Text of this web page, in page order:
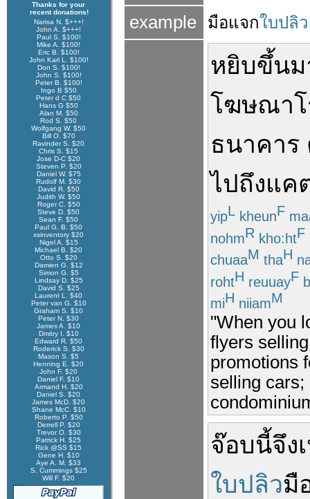
Thanks for your
recent donations!
Narisa N. $+++!
John A. $+++!
Paul S. $100!
Mike A. $100!
Eric B. $100!
John Karl L. $100!
Don S. $100!
John S. $100!
Peter B. $100!
Ingo B $50
Peter d C $50
Hans G $50
Alan M. $50
Rod S. $50
Wolfgang W. $50
Bill O. $70
Ravinder S. $20
Chris S. $15
Jose D-C $20
Steven P. $20
Daniel W. $75
Rudolf M. $30
David R. $50
Judith W. $50
Roger C. $50
Steve D. $50
Sean F. $50
Paul G. B. $50
xsinventory $20
Nigel A. $15
Michael B. $20
Otto S. $20
Damien G. $12
Simon G. $5
Lindsay D. $25
David S. $25
Laurent L. $40
Peter van G. $10
Graham S. $10
Peter N. $30
James A. $10
Dmitry I. $10
Edward R. $50
Roderick S. $30
Mason S. $5
Henning E. $20
John F. $20
Daniel F. $10
Armand H. $20
Daniel S. $20
James McD. $20
Shane McC. $10
Roberto P. $50
Derrell P. $20
Trevor O. $30
Patrick H. $25
Rick @SS $15
Gene H. $10
Aye A. M. $33
S. Cummings $25
Will F. $20
example มือแจกใบปลิว
หยิบขึ้นม
โฆษณา
ธนาคาร
ไปถึงแค
yipL kheunF
nohmR kho:htF
chuaaM thaH
rohtH reuuayF
miH niiamM
"When you
flyers
promotions
selling cars;
จ๊อบนี้จึง
ใบปลิวมื